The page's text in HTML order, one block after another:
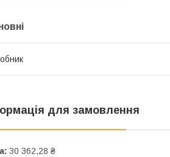
для замовлення
30 362,28 ₴